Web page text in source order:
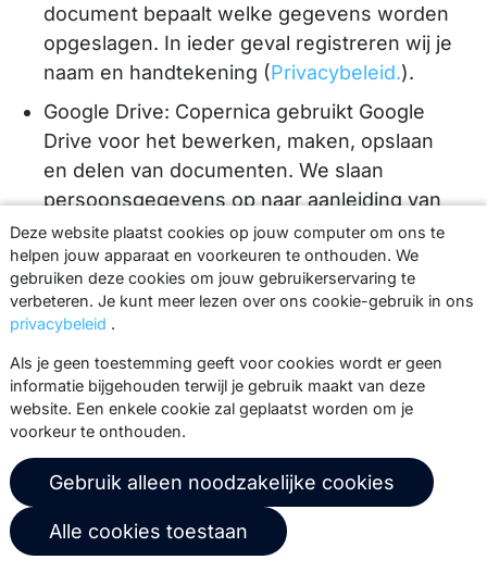
document bepaalt welke gegevens worden
opgeslagen. In ieder geval registreren wij je
naam en handtekening (Privacybeleid.).
Google Drive: Copernica gebruikt Google
Drive voor het bewerken, maken, opslaan
en delen van documenten. We slaan
persoonsgegevens op naar aanleiding van
onder andere gespreksverslagen, notulen
van vergaderingen en overzichten van
verkoopresultaten (Privacybeleid).
Blue10 en Twinfield: Copernica gebruikt
Blue10 en Twinfield voor administratieve
doeleinden (Privacybeleid van Blue10,
privacybeleid van Twinfield.).
ABN AMRO: Copernica gebruikt software
van ABN AMRO om te bankieren
Miro: Copernica gebruikt software van Miro
Deze website plaatst cookies op jouw computer om ons te
helpen jouw apparaat en voorkeuren te onthouden. We
gebruiken deze cookies om jouw gebruikerservaring te
verbeteren. Je kunt meer lezen over ons cookie-gebruik in ons
privacybeleid .
Als je geen toestemming geeft voor cookies wordt er geen
informatie bijgehouden terwijl je gebruik maakt van deze
website. Een enkele cookie zal geplaatst worden om je
voorkeur te onthouden.
Gebruik alleen noodzakelijke cookies
Alle cookies toestaan